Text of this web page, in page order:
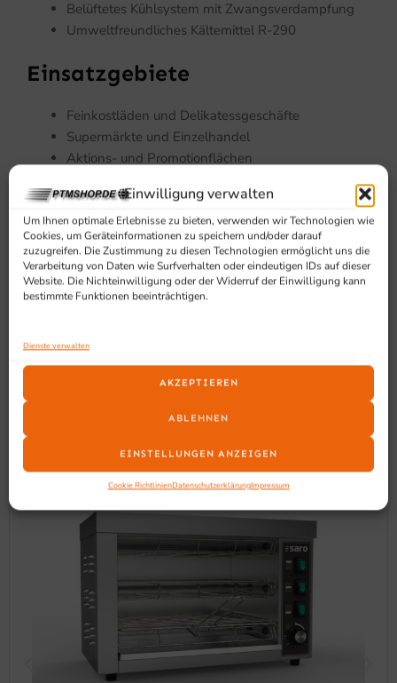
Einwilligung verwalten
Um Ihnen optimale Erlebnisse zu bieten, verwenden wir Technologien wie
Cookies, um Geräteinformationen zu speichern und/oder darauf
zuzugreifen. Die Zustimmung zu diesen Technologien ermöglicht uns die
Verarbeitung von Daten wie Surfverhalten oder eindeutigen IDs auf dieser
Website. Die Nichteinwilligung oder der Widerruf der Einwilligung kann
bestimmte Funktionen beeinträchtigen.
Dienste verwalten
AKZEPTIEREN
ABLEHNEN
EINSTELLUNGEN ANZEIGEN
Cookie RichtlinienDatenschutzerklärungImpressum
Belüftetes Kühlsystem mit Zwangsverdampfung
Umweltfreundliches Kältemittel R-290
Einsatzgebiete
Feinkostläden und Delikatessgeschäfte
Supermärkte und Einzelhandel
Aktions- und Promotionflächen
Ähnliche Produkte